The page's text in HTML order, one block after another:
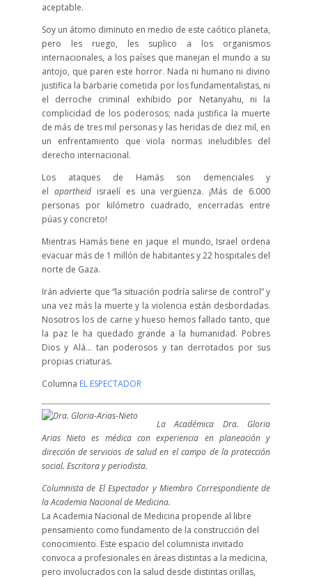
aceptable.
Soy un átomo diminuto en medio de este caótico planeta,
pero les ruego, les suplico a los organismos
internacionales, a los países que manejan el mundo a su
antojo, que paren este horror. Nada ni humano ni divino
justifica la barbarie cometida por los fundamentalistas, ni
el derroche criminal exhibido por Netanyahu, ni la
complicidad de los poderosos; nada justifica la muerte
de más de tres mil personas y las heridas de diez mil, en
un enfrentamiento que viola normas ineludibles del
derecho internacional.
Los ataques de Hamás son demenciales y
el apartheidisraelí es una vergüenza. ¡Más de 6.000
personas por kilómetro cuadrado, encerradas entre
púas y concreto!
Mientras Hamás tiene en jaque el mundo, Israel ordena
evacuar más de 1 millón de habitantes y 22 hospitales del
norte de Gaza.
Irán advierte que “la situación podría salirse de control” y
una vez más la muerte y la violencia están desbordadas.
Nosotros los de carne y hueso hemos fallado tanto, que
la paz le ha quedado grande a la humanidad. Pobres
Dios y Alá… tan poderosos y tan derrotados por sus
propias criaturas.
Columna EL ESPECTADOR
La Académica Dra. Gloria
Arias Nieto es médica con experiencia en planeación y
dirección de servicios de salud en el campo de la protección
social. Escritora y periodista.
Columnista de El Espectador y Miembro Correspondiente de
la Academia Nacional de Medicina.
La Academia Nacional de Medicina propende al libre
pensamiento como fundamento de la construcción del
conocimiento. Este espacio del columnista invitado
convoca a profesionales en áreas distintas a la medicina,
pero involucrados con la salud desde distintas orillas,